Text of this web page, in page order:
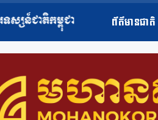
ព័ត៌មានជាតិ